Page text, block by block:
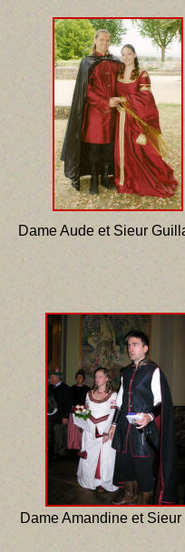
Dame Aude et Sieur
Dame Amandine et Sieur